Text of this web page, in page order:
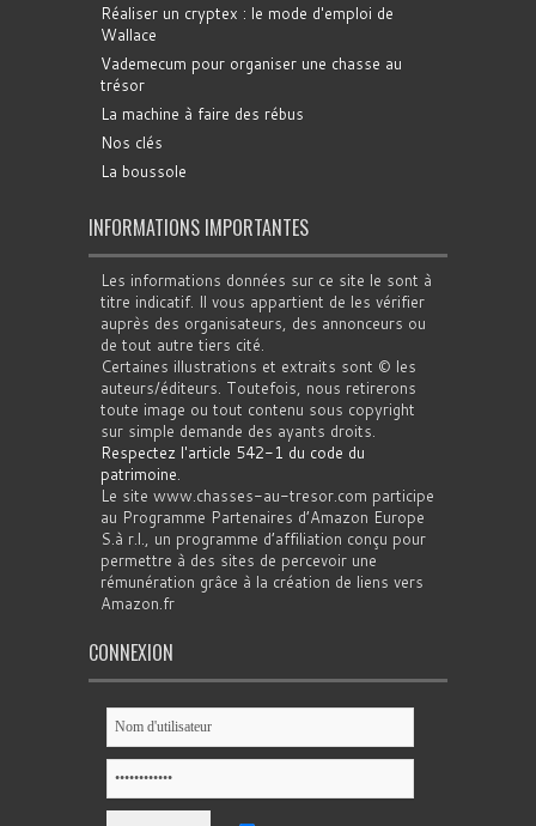
Réaliser un cryptex : le mode d'emploi de
Wallace
Vademecum pour organiser une chasse au
trésor
La machine à faire des rébus
Nos clés
La boussole
INFORMATIONS IMPORTANTES
Les informations données sur ce site le sont à
titre indicatif. Il vous appartient de les vérifier
auprès des organisateurs, des annonceurs ou
de tout autre tiers cité.
Certaines illustrations et extraits sont © les
auteurs/éditeurs. Toutefois, nous retirerons
toute image ou tout contenu sous copyright
sur simple demande des ayants droits.
Respectez l'article 542-1 du code du
patrimoine.
Le site www.chasses-au-tresor.com participe
au Programme Partenaires d’Amazon Europe
S.à r.l., un programme d’affiliation conçu pour
permettre à des sites de percevoir une
rémunération grâce à la création de liens vers
Amazon.fr
CONNEXION